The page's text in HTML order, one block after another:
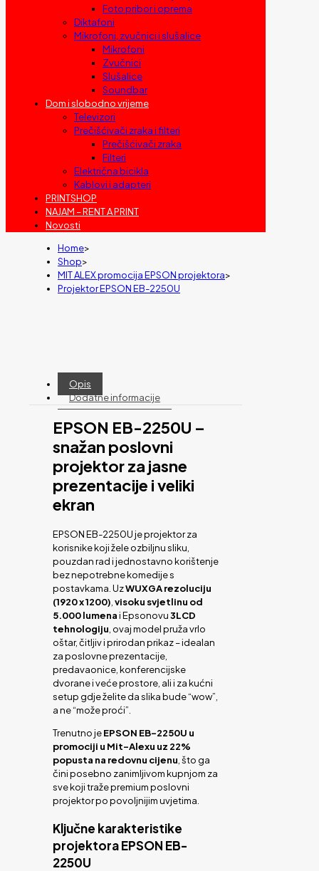
Foto pribor i oprema
Diktafoni
Mikrofoni, zvučnici i slušalice
Mikrofoni
Zvučnici
Slušalice
Soundbar
Dom i slobodno vrijeme
Televizori
Prečišćivači zraka i filteri
Prečišćivači zraka
Filteri
Električna bicikla
Kablovi i adapteri
PRINTSHOP
NAJAM – RENT A PRINT
Novosti
Home>
Shop>
MIT ALEX promocija EPSON projektora>
Projektor EPSON EB-2250U
Opis
Dodatne informacije
EPSON EB-2250U –
snažan poslovni
projektor za jasne
prezentacije i veliki
ekran
EPSON EB-2250U je projektor za
korisnike koji žele ozbiljnu sliku,
pouzdan rad i jednostavno korištenje
bez nepotrebne komedije s
postavkama. UzWUXGA rezoluciju
(1920 x 1200) visoku svjetlinu od
5.000 lumenai Epsonovu3LCD
tehnologiju , ovaj model pruža vrlo
oštar, čitljiv i prirodan prikaz – idealan
za poslovne prezentacije,
predavaonice, konferencijske
dvorane i veće prostore, ali i za kućni
setup gdje želite da slika bude “wow”,
a ne “može proći”.
Trenutno jeEPSON EB-2250U u
promociji u Mit-Alexu uz 22%
popusta na redovnu cijenu , što ga
čini posebno zanimljivom kupnjom za
sve koji traže premium poslovni
projektor po povoljnijim uvjetima.
Ključne karakteristike
projektora EPSON EB-
2250U